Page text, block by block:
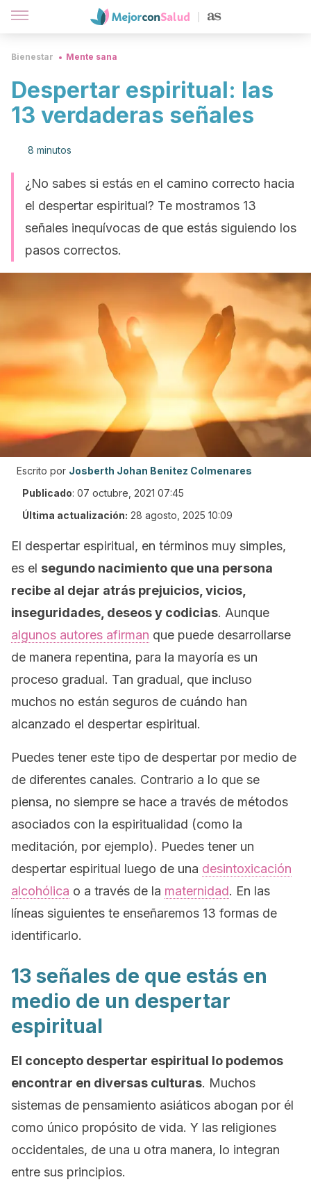
Bienestar Mente sana
Despertar espiritual: las
13 verdaderas señales
8 minutos
¿No sabes si estás en el camino correcto hacia
el despertar espiritual? Te mostramos 13
señales inequívocas de que estás siguiendo los
pasos correctos.
Escrito por Josberth Johan Benitez Colmenares
Publicado: 07 octubre, 2021 07:45
Última actualización: 28 agosto, 2025 10:09
El despertar espiritual, en términos muy simples,
es el segundo nacimiento que una persona
recibe al dejar atrás prejuicios, vicios,
inseguridades, deseos y codicias. Aunque
algunos autores afirman que puede desarrollarse
de manera repentina, para la mayoría es un
proceso gradual. Tan gradual, que incluso
muchos no están seguros de cuándo han
alcanzado el despertar espiritual.
Puedes tener este tipo de despertar por medio de
de diferentes canales. Contrario a lo que se
piensa, no siempre se hace a través de métodos
asociados con la espiritualidad (como la
meditación, por ejemplo). Puedes tener un
despertar espiritual luego de una desintoxicación
alcohólica o a través de la maternidad. En las
líneas siguientes te enseñaremos 13 formas de
identificarlo.
13 señales de que estás en
medio de un despertar
espiritual
El concepto despertar espiritual lo podemos
encontrar en diversas culturas. Muchos
sistemas de pensamiento asiáticos abogan por él
como único propósito de vida. Y las religiones
occidentales, de una u otra manera, lo integran
entre sus principios.